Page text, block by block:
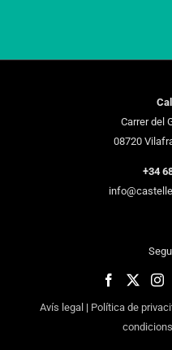
Carrer del
08720
+34
Avís legal| Política de
condicions